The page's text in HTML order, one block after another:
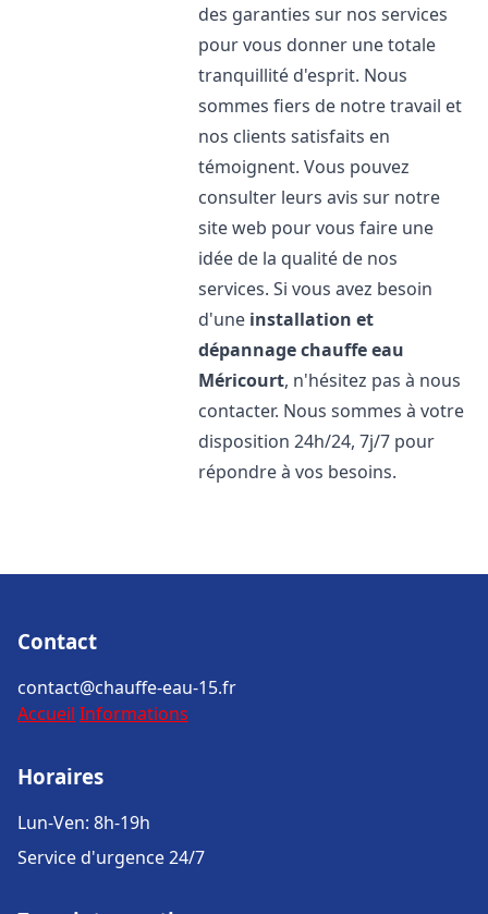
des garanties sur nos services
pour vous donner une totale
tranquillité d'esprit. Nous
sommes fiers de notre travail et
nos clients satisfaits en
témoignent. Vous pouvez
consulter leurs avis sur notre
site web pour vous faire une
idée de la qualité de nos
services. Si vous avez besoin
d'une installation et
dépannage chauffe eau
Méricourt, n'hésitez pas à nous
contacter. Nous sommes à votre
disposition 24h/24, 7j/7 pour
répondre à vos besoins.
Contact
contact@chauffe-eau-15.fr
Accueil Informations
Horaires
Lun-Ven: 8h-19h
Service d'urgence 24/7